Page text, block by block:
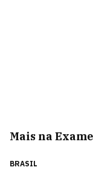
Mais na Exame
BRASIL